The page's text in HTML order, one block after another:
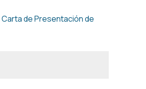
Carta de Presentación de